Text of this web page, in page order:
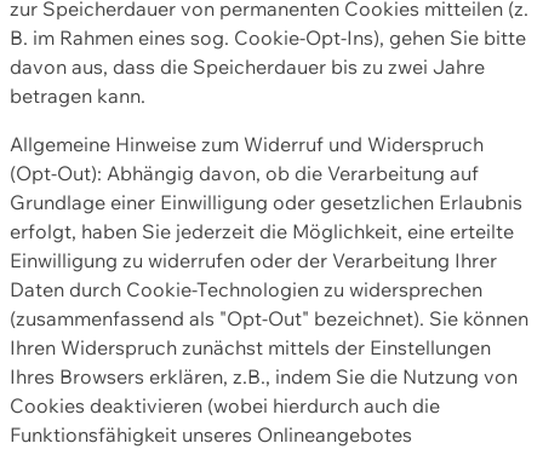
zur Speicherdauer von permanenten Cookies mitteilen (z.
B. im Rahmen eines sog. Cookie-Opt-Ins), gehen Sie bitte
davon aus, dass die Speicherdauer bis zu zwei Jahre
betragen kann.
Allgemeine Hinweise zum Widerruf und Widerspruch
(Opt-Out): Abhängig davon, ob die Verarbeitung auf
Grundlage einer Einwilligung oder gesetzlichen Erlaubnis
erfolgt, haben Sie jederzeit die Möglichkeit, eine erteilte
Einwilligung zu widerrufen oder der Verarbeitung Ihrer
Daten durch Cookie-Technologien zu widersprechen
(zusammenfassend als "Opt-Out" bezeichnet). Sie können
Ihren Widerspruch zunächst mittels der Einstellungen
Ihres Browsers erklären, z.B., indem Sie die Nutzung von
Cookies deaktivieren (wobei hierdurch auch die
Funktionsfähigkeit unseres Onlineangebotes